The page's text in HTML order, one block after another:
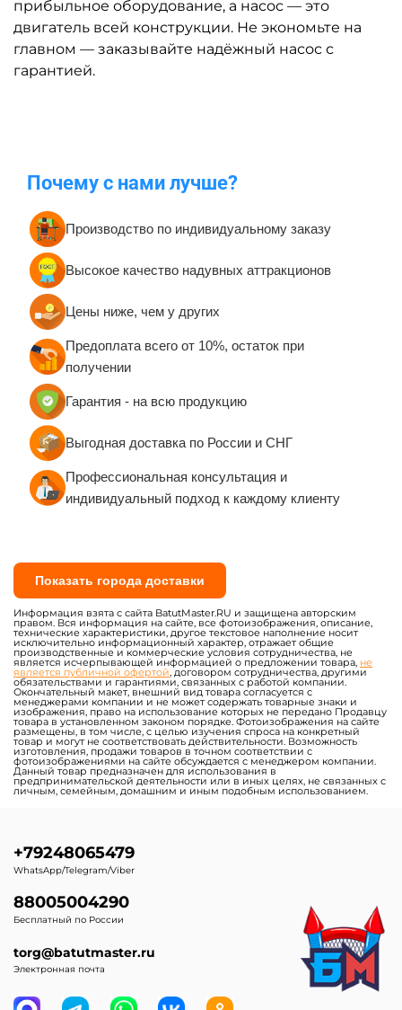
прибыльное оборудование, а насос — это
двигатель всей конструкции. Не экономьте на
главном — заказывайте надёжный насос с
гарантией.
Почему с нами лучше?
Производство по индивидуальному заказу
Высокое качество надувных аттракционов
Цены ниже, чем у других
Предоплата всего от 10%, остаток при
получении
Гарантия - на всю продукцию
Выгодная доставка по России и СНГ
Профессиональная консультация и
индивидуальный подход к каждому клиенту
Показать города доставки
Информация взята с сайта BatutMaster.RU и защищена авторским
правом. Вся информация на сайте, все фотоизображения, описание,
технические характеристики, другое текстовое наполнение носит
исключительно информационный характер, отражает общие
производственные и коммерческие условия сотрудничества, не
является исчерпывающей информацией о предложении товара, не
является публичной офертой, договором сотрудничества, другими
обязательствами и гарантиями, связанных с работой компании.
Окончательный макет, внешний вид товара согласуется с
менеджерами компании и не может содержать товарные знаки и
изображения, право на использование которых не передано Продавцу
товара в установленном законом порядке. Фотоизображения на сайте
размещены, в том числе, с целью изучения спроса на конкретный
товар и могут не соответствовать действительности. Возможность
изготовления, продажи товаров в точном соответствии с
фотоизображениями на сайте обсуждается с менеджером компании.
Данный товар предназначен для использования в
предпринимательской деятельности или в иных целях, не связанных с
личным, семейным, домашним и иным подобным использованием.
+79248065479
WhatsApp/Telegram/Viber
88005004290
Бесплатный по России
torg@batutmaster.ru
Электронная почта